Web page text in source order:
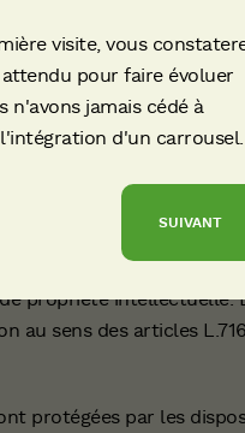
visite, vous
pour faire évoluer
n'avons jamais cédé à
d'un carrousel.
SUIVANT
sur son contenu ;
manière que ce
son contenu.
ou
et/ou de son contenu
de la Propriété
sur le Site sont
propriété intellectuelle.
sens des articles
protégées par les